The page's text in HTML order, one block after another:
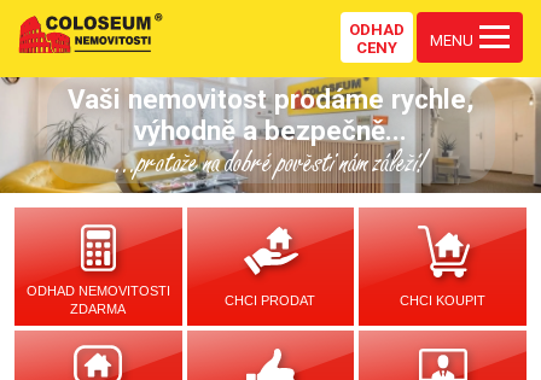
ODHAD
CENY
MENU
Vaši nemovitost prodáme rychle,
výhodně a bezpečně...
...protože na dobré pověsti nám záleží!
ODHAD NEMOVITOSTI
ZDARMA
CHCI PRODAT CHCI KOUPIT